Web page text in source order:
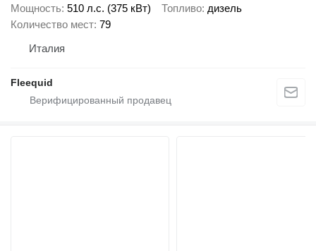
Мощность 510 л.с. (375 кВт) Топливо дизель
Количество мест 79
Италия
Fleequid